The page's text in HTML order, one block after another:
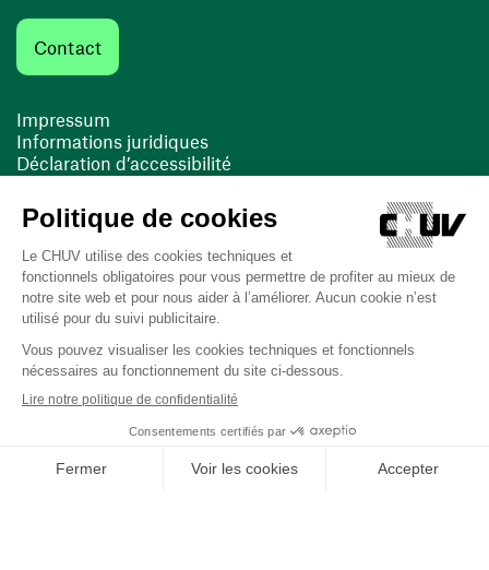
Contact
Impressum
Informations juridiques
Déclaration d’accessibilité
Cookies
(ouvre une nouvelle fenêtre)
(ouvre une nouvelle fenêtre)
Dernière mise à jour le 13/08/2025 à 10:19